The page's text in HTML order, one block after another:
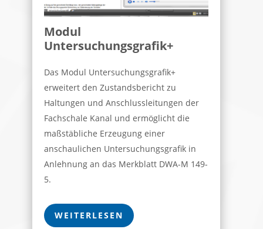
Modul
Untersuchungsgrafik+
Das Modul Untersuchungsgrafik+
erweitert den Zustandsbericht zu
Haltungen und Anschlussleitungen der
Fachschale Kanal und ermöglicht die
maßstäbliche Erzeugung einer
anschaulichen Untersuchungsgrafik in
Anlehnung an das Merkblatt DWA-M 149-
5.
WEITERLESEN